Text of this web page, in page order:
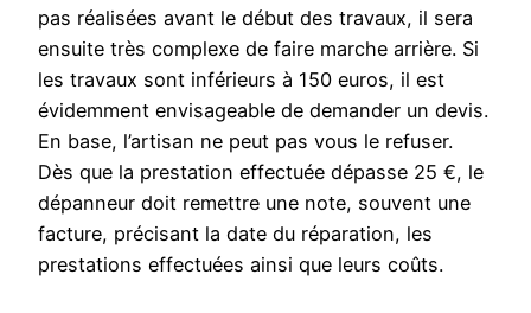
pas réalisées avant le début des travaux, il sera
ensuite très complexe de faire marche arrière. Si
les travaux sont inférieurs à 150 euros, il est
évidemment envisageable de demander un devis.
En base, l’artisan ne peut pas vous le refuser.
Dès que la prestation effectuée dépasse 25 €, le
dépanneur doit remettre une note, souvent une
facture, précisant la date du réparation, les
prestations effectuées ainsi que leurs coûts.